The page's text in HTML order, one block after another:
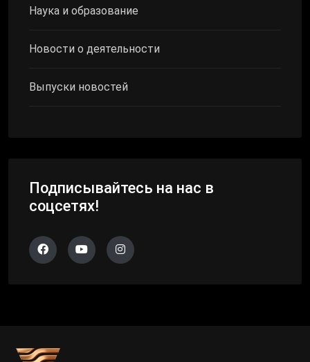
Наука и образование
Новости о деятельности
Выпуски новостей
Подписывайтесь на нас в
соцсетях!